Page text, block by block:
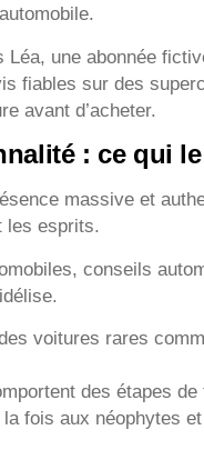
Léa, une abonnée
fiables sur des
avant d’acheter.
: ce qui
massive et
les esprits.
conseils
voitures rares
des étapes
fois aux néophytes